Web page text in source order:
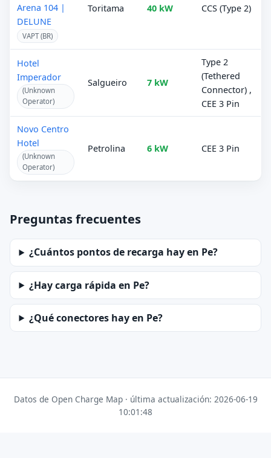
Arena 104 |
DELUNE
VAPT (BR)
Toritama 40 kW CCS (Type 2)
Hotel
Imperador
(Unknown
Operator)
Salgueiro 7 kW
Type 2
(Tethered
Connector) ,
CEE 3 Pin
Novo Centro
Hotel
(Unknown
Operator)
Petrolina 6 kW CEE 3 Pin
Preguntas frecuentes
¿Cuántos pontos de recarga hay en Pe?
¿Hay carga rápida en Pe?
¿Qué conectores hay en Pe?
Datos de Open Charge Map · última actualización: 2026-06-19
10:01:48